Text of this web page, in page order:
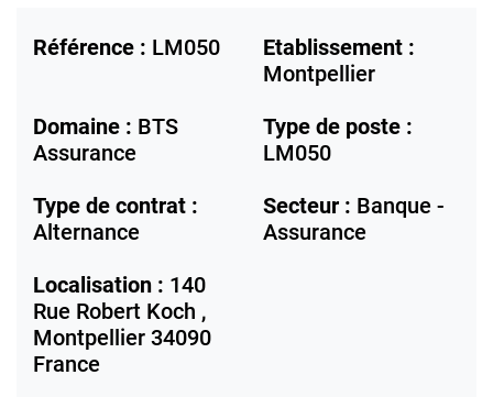
Référence : LM050
Etablissement :
Montpellier
Domaine : BTS
Assurance
Type de poste :
LM050
Type de contrat :
Alternance
Secteur : Banque -
Assurance
Localisation : 140
Rue Robert Koch ,
Montpellier 34090
France